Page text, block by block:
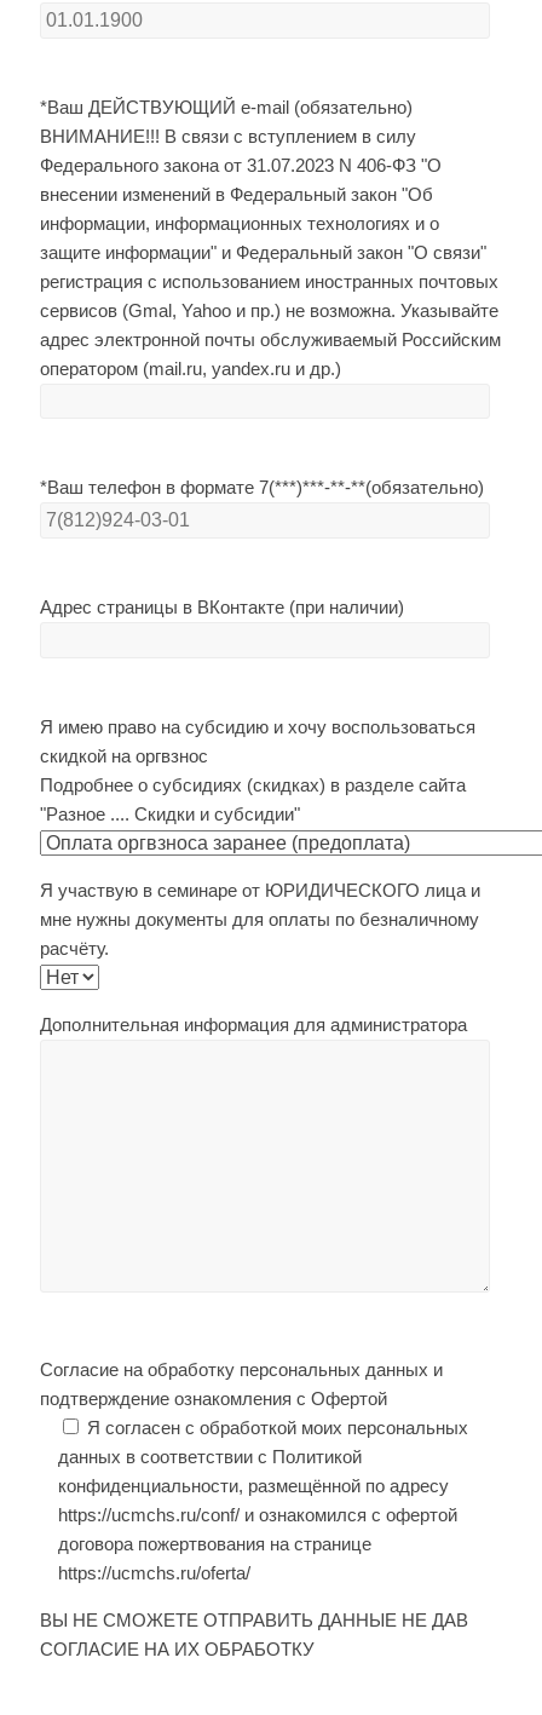
*Ваш ДЕЙСТВУЮЩИЙ e-mail (обязательно)
ВНИМАНИЕ!!! В связи с вступлением в силу
Федерального закона от 31.07.2023 N 406-ФЗ "О
внесении изменений в Федеральный закон "Об
информации, информационных технологиях и о
защите информации" и Федеральный закон "О связи"
регистрация с использованием иностранных почтовых
сервисов (Gmal, Yahoo и пр.) не возможна. Указывайте
адрес электронной почты обслуживаемый Российским
оператором (mail.ru, yandex.ru и др.)
*Ваш телефон в формате 7(***)***-**-**(обязательно)
Адрес страницы в ВКонтакте (при наличии)
Я имею право на субсидию и хочу воспользоваться
скидкой на оргвзнос
Подробнее о субсидиях (скидках) в разделе сайта
"Разное .... Скидки и субсидии"
Я участвую в семинаре от ЮРИДИЧЕСКОГО лица и
мне нужны документы для оплаты по безналичному
расчёту.
Дополнительная информация для администратора
Согласие на обработку персональных данных и
подтверждение ознакомления с Офертой
Я согласен с обработкой моих персональных
данных в соответствии с Политикой
конфиденциальности, размещённой по адресу
https://ucmchs.ru/conf/ и ознакомился с офертой
договора пожертвования на странице
https://ucmchs.ru/oferta/
ВЫ НЕ СМОЖЕТЕ ОТПРАВИТЬ ДАННЫЕ НЕ ДАВ
СОГЛАСИЕ НА ИХ ОБРАБОТКУ